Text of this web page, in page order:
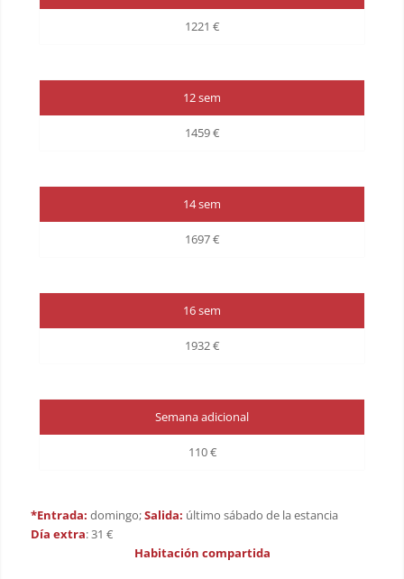
1221 €
12 sem
1459 €
14 sem
1697 €
16 sem
1932 €
Semana adicional
110 €
*Entrada: domingo;Salida: último sábado de la estancia
Día extra: 31 €
Habitación compartida